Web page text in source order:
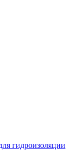
гидроизоляции